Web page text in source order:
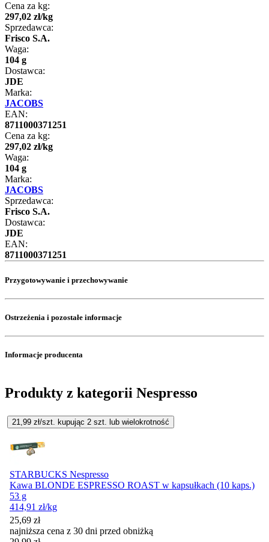
Cena za kg:
297,02 zł/kg
Sprzedawca:
Frisco S.A.
Waga:
104 g
Dostawca:
JDE
Marka:
JACOBS
EAN:
8711000371251
Cena za kg:
297,02 zł/kg
Waga:
104 g
Marka:
JACOBS
Sprzedawca:
Frisco S.A.
Dostawca:
JDE
EAN:
8711000371251
Przygotowywanie i przechowywanie
Ostrzeżenia i pozostałe informacje
Informacje producenta
Produkty z kategorii Nespresso
21,99 zł/szt. kupując 2 szt. lub wielokrotność
STARBUCKS Nespresso
Kawa BLONDE ESPRESSO ROAST w kapsułkach (10 kaps.)
53 g
414,91 zł/kg
25,69 zł
najniższa cena z 30 dni przed obniżką